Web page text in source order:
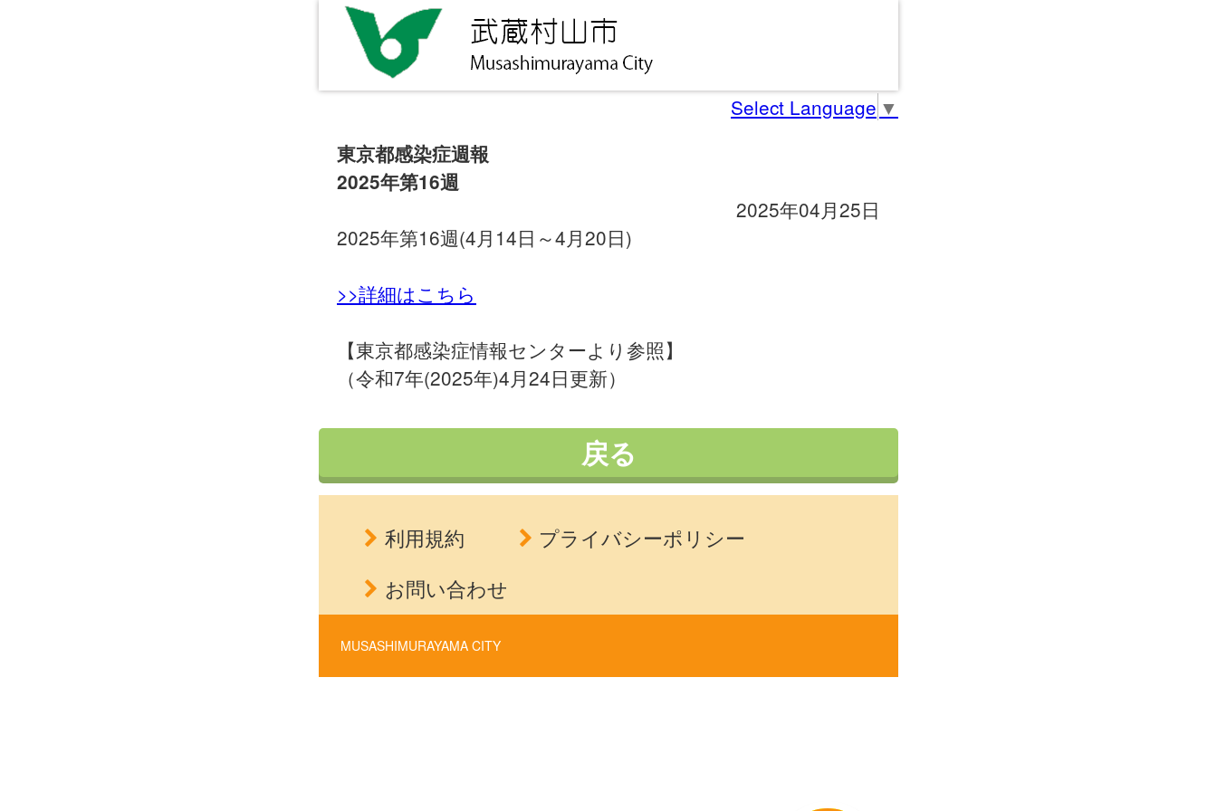
Select Language ▼
東京都感染症週報
2025年第16週
2025年04月25日
2025年第16週(4月14日～4月20日)
>>詳細はこちら
【東京都感染症情報センターより参照】
（令和7年(2025年)4月24日更新）
戻る
利用規約
プライバシーポリシー
お問い合わせ
MUSASHIMURAYAMA CITY